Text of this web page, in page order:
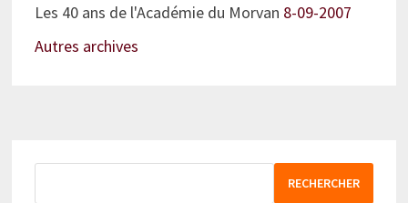
Les 40 ans de l'Académie du Morvan 8-09-2007
Autres archives
RECHERCHER